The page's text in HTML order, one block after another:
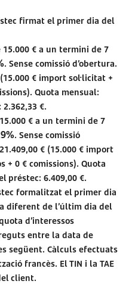
firmat el primer dia del
€ a un termini de 7
. Sense comissió d’obertura.
€ import sol·licitat +
Quota mensual:
€.
€ a un termini de 7
. Sense comissió
€ (15.000 € import
+ 0 € comissions). Quota
préstec: 6.409,00 €.
formalitzat el primer dia
diferent de l’últim dia del
d’interessos
entre la data de
següent. Càlculs efectuats
francès. El TIN i la TAE
client.